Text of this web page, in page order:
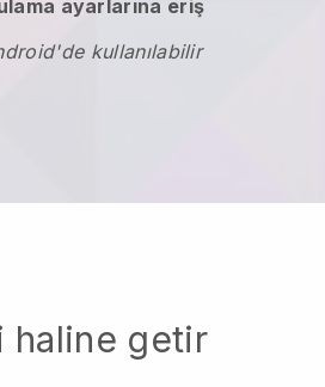
ayarlarına eriş
kullanılabilir
haline getir